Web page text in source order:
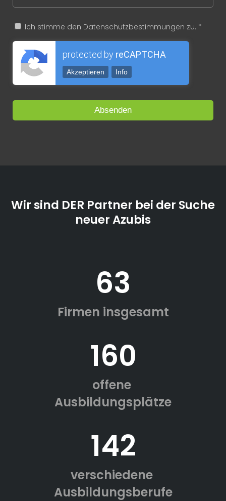
Ich stimme den Datenschutzbestimmungen zu. *
protected by reCAPTCHA
Akzeptieren Info
Wir sind DER Partner bei der Suche
neuer Azubis
63
Firmen insgesamt
160
offene
Ausbildungsplätze
142
verschiedene
Ausbildungsberufe